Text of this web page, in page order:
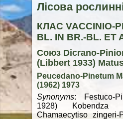
Лісова
КЛАС VACCINIO-
BL. IN BR.-BL. ET
Союз Dicrano-
(Libbert 1933)
Peucedano-Pinetum
(1962) 1973
Synonyms: Festuco-
1928)
Chamaecytiso zingeri-